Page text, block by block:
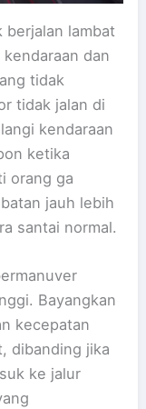
lambat
dan
tidak
tidak jalan di
kendaraan
ketika
orang ga
jauh lebih
santai normal.
Bayangkan
kecepatan
dibanding jika
ke jalur